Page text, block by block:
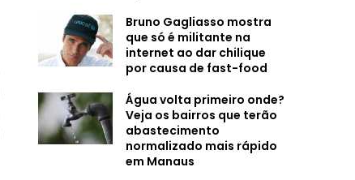
Bruno Gagliasso mostra
que só é militante na
internet ao dar chilique
por causa de fast-food
Água volta primeiro onde?
Veja os bairros que terão
abastecimento
normalizado mais rápido
em Manaus